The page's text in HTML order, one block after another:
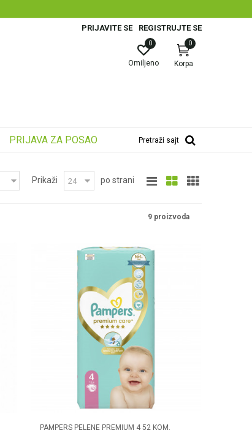
PRIJAVITE SE REGISTRUJTE SE
Korpa
0
Omiljeno
0
PRIJAVA ZA POSAO Pretraži sajt
Prikaži po strani
9 proizvoda
PAMPERS PELENE PREMIUM 4 52 KOM.